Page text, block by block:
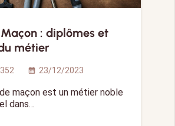
: diplômes et
métier
calendar_month 23/12/2023
maçon est un métier noble
dans…